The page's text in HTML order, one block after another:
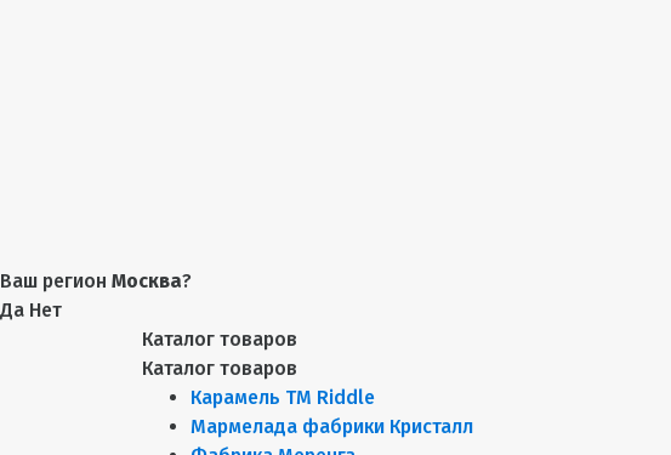
Ваш регион Москва?
Да Нет
Каталог товаров
Каталог товаров
Карамель ТМ Riddle
Мармелада фабрики Кристалл